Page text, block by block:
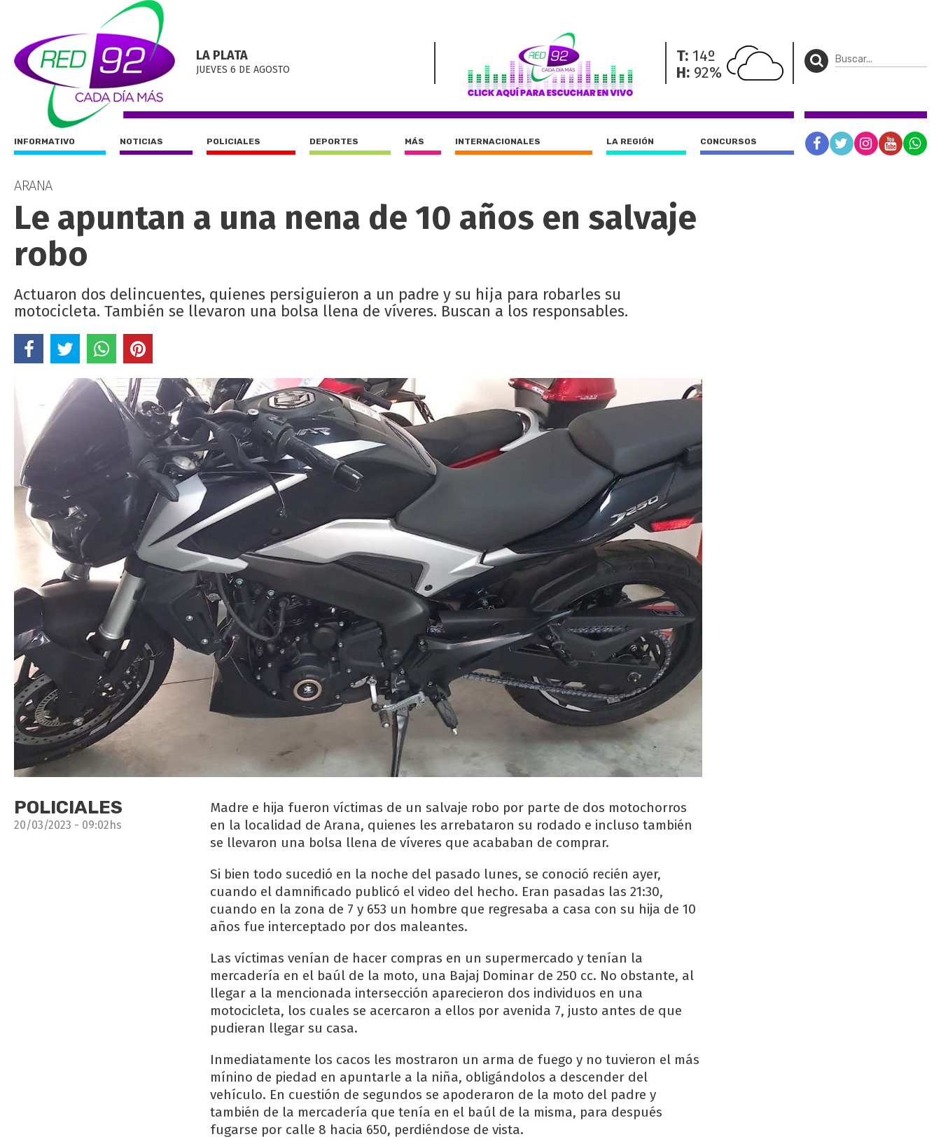
LA PLATA
JUEVES 6 DE AGOSTO
T: 14º
H: 92%
INFORMATIVO NOTICIAS POLICIALES DEPORTES MÁS INTERNACIONALES LA REGIÓN CONCURSOS
ARANA
Le apuntan a una nena de 10 años en salvaje
robo
Actuaron dos delincuentes, quienes persiguieron a un padre y su hija para robarles su
motocicleta. También se llevaron una bolsa llena de víveres. Buscan a los responsables.
POLICIALES
20/03/2023 - 09:02hs
Madre e hija fueron víctimas de un salvaje robo por parte de dos motochorros
en la localidad de Arana, quienes les arrebataron su rodado e incluso también
se llevaron una bolsa llena de víveres que acababan de comprar.
Si bien todo sucedió en la noche del pasado lunes, se conoció recién ayer,
cuando el damnificado publicó el video del hecho. Eran pasadas las 21:30,
cuando en la zona de 7 y 653 un hombre que regresaba a casa con su hija de 10
años fue interceptado por dos maleantes.
Las víctimas venían de hacer compras en un supermercado y tenían la
mercadería en el baúl de la moto, una Bajaj Dominar de 250 cc. No obstante, al
llegar a la mencionada intersección aparecieron dos individuos en una
motocicleta, los cuales se acercaron a ellos por avenida 7, justo antes de que
pudieran llegar su casa.
Inmediatamente los cacos les mostraron un arma de fuego y no tuvieron el más
mínino de piedad en apuntarle a la niña, obligándolos a descender del
vehículo. En cuestión de segundos se apoderaron de la moto del padre y
también de la mercadería que tenía en el baúl de la misma, para después
fugarse por calle 8 hacia 650, perdiéndose de vista.